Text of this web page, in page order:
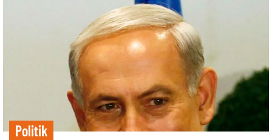
Politik